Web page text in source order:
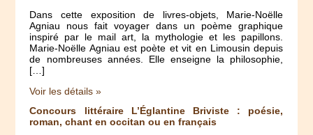
Dans cette exposition de livres-objets, Marie-Noëlle
Agniau nous fait voyager dans un poème graphique
inspiré par le mail art, la mythologie et les papillons.
Marie-Noëlle Agniau est poète et vit en Limousin depuis
de nombreuses années. Elle enseigne la philosophie,
[…]
Voir les détails »
Concours littéraire L’Églantine Briviste : poésie,
roman, chant en occitan ou en français